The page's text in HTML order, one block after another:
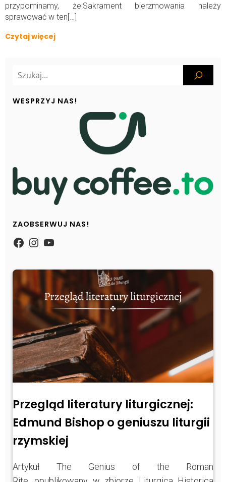
przypominamy, że:Sakrament bierzmowania należy
sprawować w ten[…]
Czytaj więcej
WESPRZYJ NAS!
ZAOBSERWUJ NAS!
https://www.facebook.com/
Instagram
YouTube
Przegląd literatury liturgicznej:
Edmund Bishop o geniuszu liturgii
rzymskiej
Artykuł The Genius of the Roman